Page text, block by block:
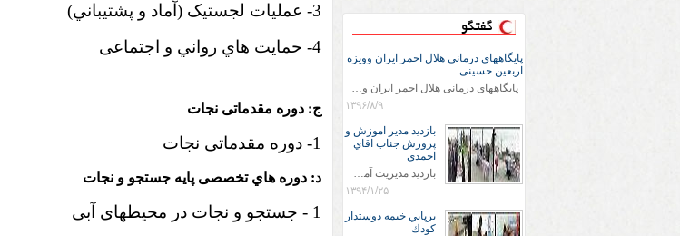
گفتگو
پایگاههای درمانی هلال احمر ایران وویزه
اربعین حسینی
پایگاههای درمانی هلال احمر ایران وویزه اربعین حسینی
۱۳۹۶/۸/۹
بازديد مدير اموزش و
پرورش جناب اقاي
احمدي
بازديد مديريت آموزش و پروش جناب اقاي احمدي به همراه اعضاي ستاد اسكان آموزش و پروش شهرستان سرخس در ساعت 11:30 در مورخه 11/1/1394 صورت گرفت و مسئولین با حضور در پست مسافرين نوروزی كه جمعیت هلال احمر شهرستان از نزدیک در جریان روند اجرای طرح های قرار گرفتند .
۱۳۹۴/۱/۲۵
برپايي خيمه دوستدار
كودك
3- عملیات لجستیک (آماد و پشتيباني) 26ساعت
4- حمايت هاي رواني و اجتماعی 24ساعت
ج: دوره
1- دوره مقدماتی نجات
د: دوره هاي تخصصی پایه جستجو و نجات
1 - جستجو و نجات در محیطهای آبی 52 ساعت